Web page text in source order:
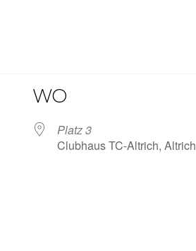
WO
Platz 3
Clubhaus TC-Altrich, Altrich